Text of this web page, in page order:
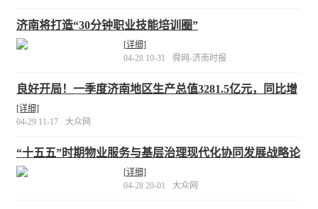
济南将打造“30分钟职业技能培训圈”
[详细]
04-28 10-31
舜网-济南时报
良好开局！一季度济南地区生产总值3281.5亿元，同比增
长5.9%
[详细]
04-29 11-17
大众网
“十五五”时期物业服务与基层治理现代化协同发展战略论
坛在青岛成功举办
[详细]
04-28 20-01
大众网